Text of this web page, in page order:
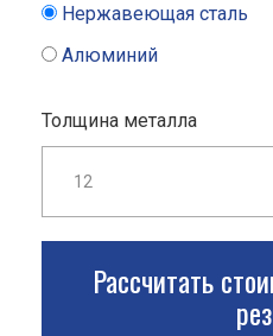
Нержавеющая сталь
Алюминий
Толщина металла
Рассчитать